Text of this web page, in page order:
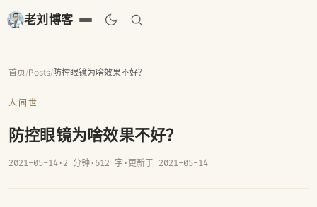
老刘博客
首页/Posts/防控眼镜为啥效果不好？
人间世
防控眼镜为啥效果不好？
2021-05-14· 2 分钟· 612 字 · 更新于 2021-05-14